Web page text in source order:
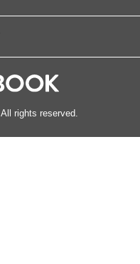
All rights reserved.